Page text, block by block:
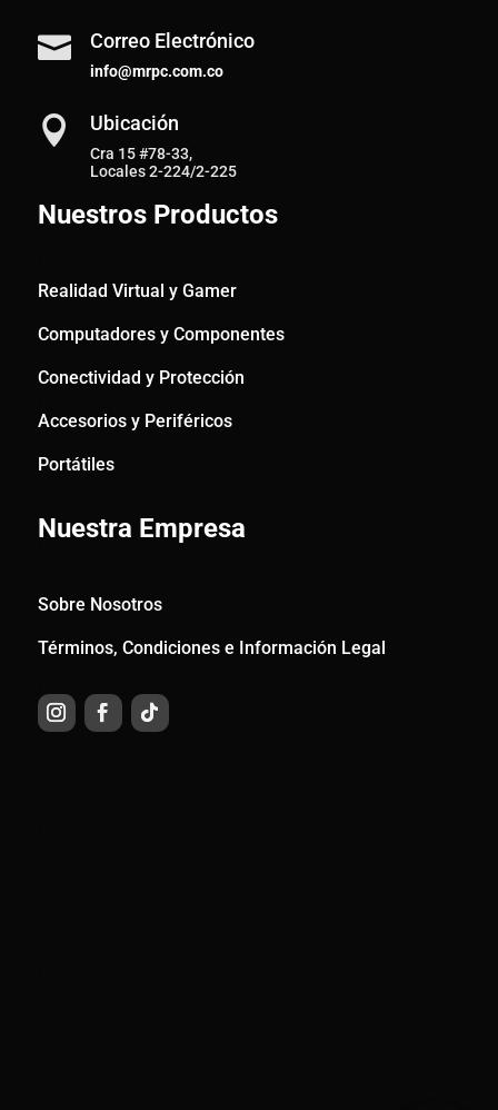
 Correo Electrónico
info@mrpc.com.co
 Ubicación
Cra 15 #78-33,
Locales 2-224/2-225
Nuestros Productos
Realidad Virtual y Gamer
Computadores y Componentes
Conectividad y Protección
Accesorios y Periféricos
Portátiles
Nuestra Empresa
Sobre Nosotros
Términos, Condiciones e Información Legal